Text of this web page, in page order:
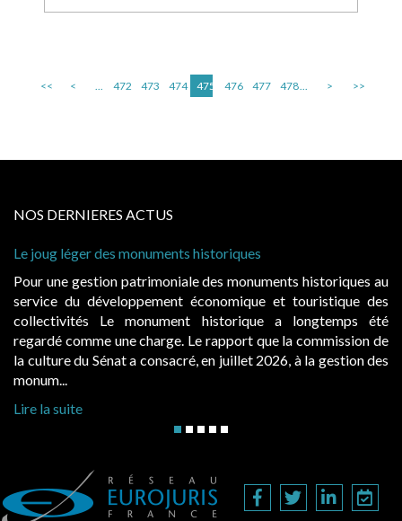
<< < ... 472 473 474 475 476 477 478... > >>
NOS DERNIERES ACTUS
historiques
des monuments historiques au
économique et touristique des
historique a longtemps été
Le rapport que la commission de
consacré, en juillet 2026, à la gestion des
Cabines de plage : le
Evocatrices des
également un beau
public, elles donnent
d’occupation. Saisies